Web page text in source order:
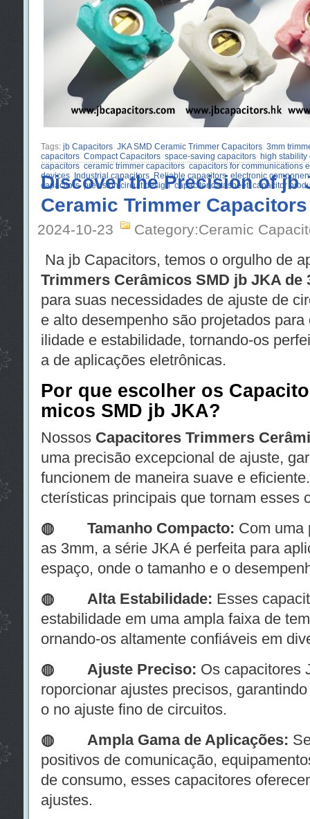
Tags: jb Capacitors JKA SMD Ceramic Trimmer Capacitors 3mm
capacitors Compact Capacitors space-saving capacitors
high stability
capacitors ceramic trimmer capacitors capacitors for communications
devices
Industrial capacitors Reliable capacitors electronic
capacitors precision circuit design capacitor datasheet capacitor
Discover the Precision of jb
Ceramic Trimmer
2024-10-23 Category:Ceramic
Na jb Capacitors, temos o orgulho de
Trimmers Cerâmicos SMD jb JKA de
para suas necessidades de ajuste de
e alto desempenho são projetados
ilidade e estabilidade, tornando-os
a de aplicações eletrônicas.
Por que escolher os
micos SMD jb JKA?
Nossos Capacitores Trimmers
uma precisão excepcional de ajuste,
funcionem de maneira suave e
cterísticas principais que tornam esses
◍ Tamanho Compacto: Com uma
as 3mm, a série JKA é perfeita para
espaço, onde o tamanho e o
◍ Alta Estabilidade: Esses
estabilidade em uma ampla faixa de
ornando-os altamente confiáveis em
◍ Ajuste Preciso: Os capacitores
roporcionar ajustes precisos,
o no ajuste fino de circuitos.
◍ Ampla Gama de Aplicações:
positivos de comunicação,
de consumo, esses capacitores
ajustes.